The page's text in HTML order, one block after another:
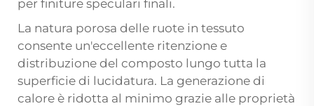
per finiture speculari finali.
La natura porosa delle ruote in tessuto
consente un'eccellente ritenzione e
distribuzione del composto lungo tutta la
superficie di lucidatura. La generazione di
calore è ridotta al minimo grazie alle proprietà